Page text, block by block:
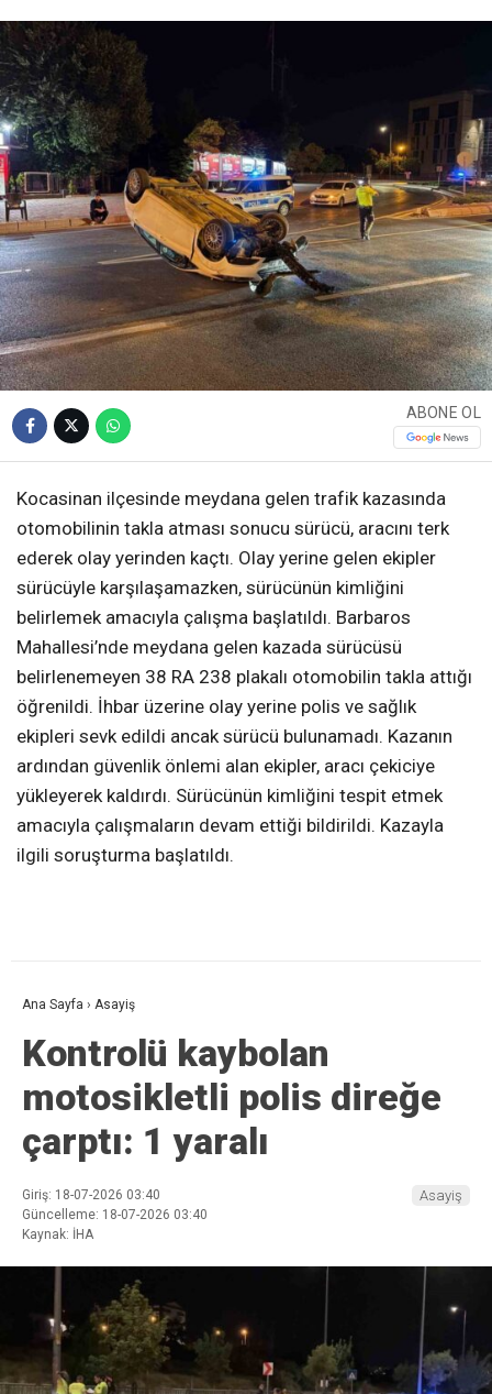
ABONE OL
Kocasinan ilçesinde meydana gelen trafik kazasında
otomobilinin takla atması sonucu sürücü, aracını terk
ederek olay yerinden kaçtı. Olay yerine gelen ekipler
sürücüyle karşılaşamazken, sürücünün kimliğini
belirlemek amacıyla çalışma başlatıldı. Barbaros
Mahallesi’nde meydana gelen kazada sürücüsü
belirlenemeyen 38 RA 238 plakalı otomobilin takla attığı
öğrenildi. İhbar üzerine olay yerine polis ve sağlık
ekipleri sevk edildi ancak sürücü bulunamadı. Kazanın
ardından güvenlik önlemi alan ekipler, aracı çekiciye
yükleyerek kaldırdı. Sürücünün kimliğini tespit etmek
amacıyla çalışmaların devam ettiği bildirildi. Kazayla
ilgili soruşturma başlatıldı.
Ana Sayfa › Asayiş
Kontrolü kaybolan
motosikletli polis direğe
çarptı: 1 yaralı
Giriş: 18-07-2026 03:40
Güncelleme: 18-07-2026 03:40
Kaynak: İHA
Asayiş